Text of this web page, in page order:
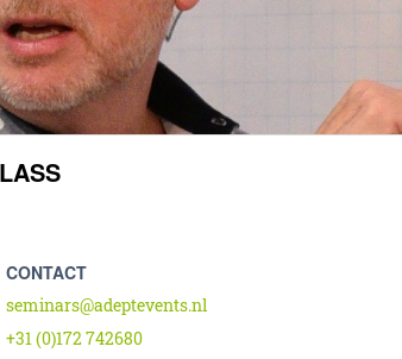
CONTACT
seminars@adeptevents.nl
+31 (0)172 742680